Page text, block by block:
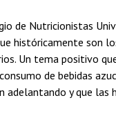
de Nutricionistas
históricamente son
Un tema positivo
de bebidas
adelantando y que